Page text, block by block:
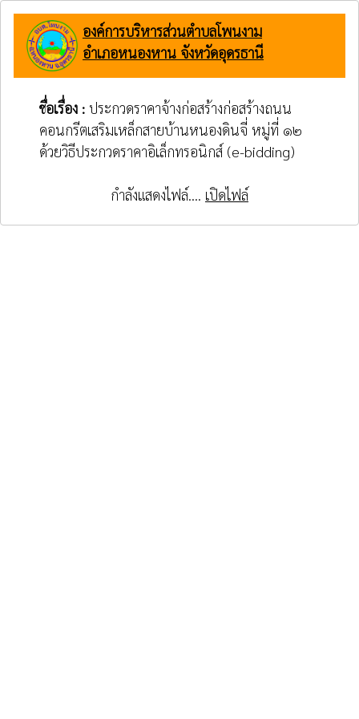
องค์การบริหารส่วนตำบลโพนงาม
อำเภอหนองหาน จังหวัดอุดรธานี
ชื่อเรื่อง : ประกวดราคาจ้างก่อสร้างก่อสร้างถนน
คอนกรีตเสริมเหล็กสายบ้านหนองดินจี่ หมู่ที่ ๑๒
ด้วยวิธีประกวดราคาอิเล็กทรอนิกส์ (e-bidding)
กำลังแสดงไฟล์.... เปิดไฟล์